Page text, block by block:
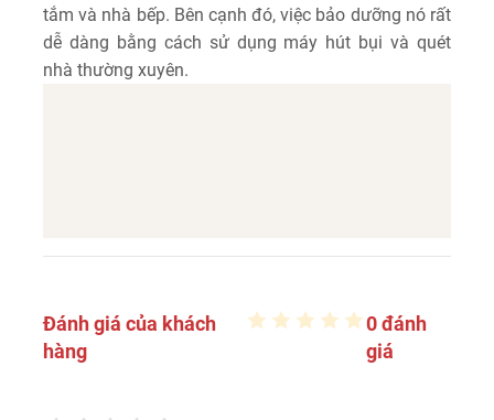
tắm và nhà bếp. Bên cạnh đó, việc bảo dưỡng nó rất
dễ dàng bằng cách sử dụng máy hút bụi và quét
nhà thường xuyên.
Đánh giá của khách
hàng
0 đánh
giá